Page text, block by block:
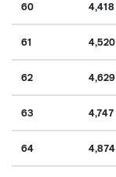
60 4,418
61 4,520
62 4,629
63 4,747
64 4,874